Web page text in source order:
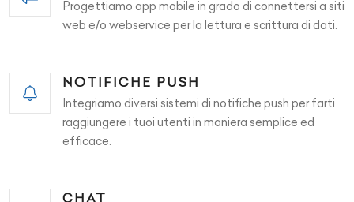
Progettiamo app mobile in grado di connettersi a siti
web e/o webservice per la lettura e scrittura di dati.
NOTIFICHE PUSH
Integriamo diversi sistemi di notifiche push per farti
raggiungere i tuoi utenti in maniera semplice ed
efficace.
CHAT